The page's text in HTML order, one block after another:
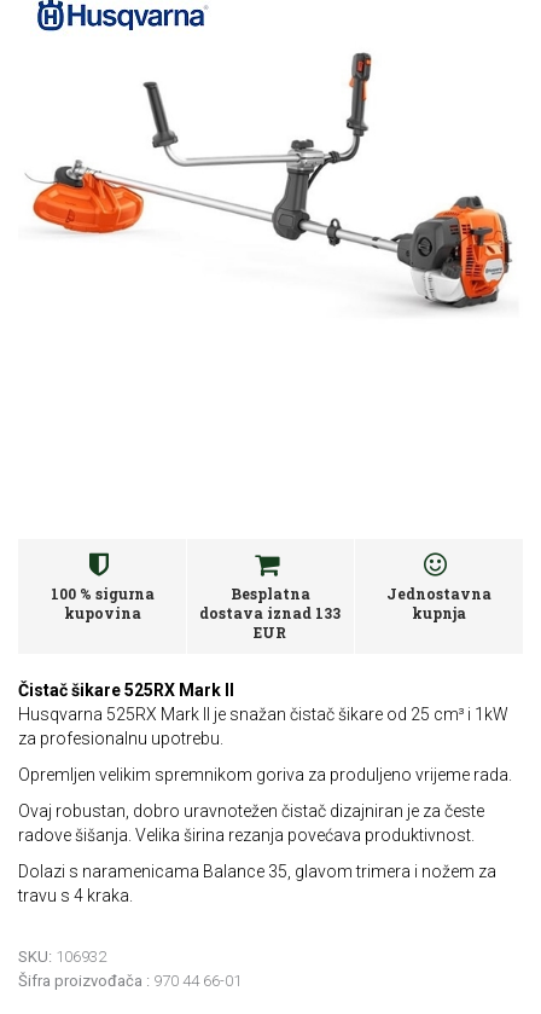
100 % sigurna
kupovina
Besplatna
dostava iznad 133
EUR
Jednostavna
kupnja
Čistač šikare 525RX Mark II
Husqvarna 525RX Mark II je snažan čistač šikare od 25 cm³ i 1kW
za profesionalnu upotrebu.
Opremljen velikim spremnikom goriva za produljeno vrijeme rada.
Ovaj robustan, dobro uravnotežen čistač dizajniran je za česte
radove šišanja. Velika širina rezanja povećava produktivnost.
Dolazi s naramenicama Balance 35, glavom trimera i nožem za
travu s 4 kraka.
SKU: 106932
Šifra proizvođača : 970 44 66-01